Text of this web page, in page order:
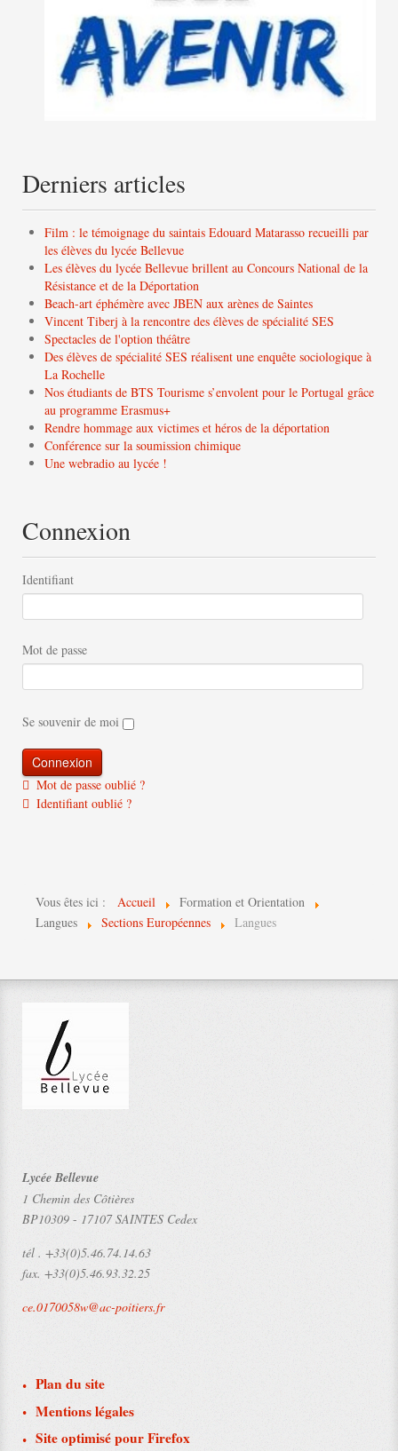
Derniers articles
Film : le témoignage du saintais Edouard Matarasso recueilli par
les élèves du lycée Bellevue
Les élèves du lycée Bellevue brillent au Concours National de la
Résistance et de la Déportation
Beach-art éphémère avec JBEN aux arènes de Saintes
Vincent Tiberj à la rencontre des élèves de spécialité SES
Spectacles de l'option théâtre
Des élèves de spécialité SES réalisent une enquête sociologique à
La Rochelle
Nos étudiants de BTS Tourisme s’envolent pour le Portugal grâce
au programme Erasmus+
Rendre hommage aux victimes et héros de la déportation
Conférence sur la soumission chimique
Une webradio au lycée !
Connexion
Identifiant
Mot de passe
Se souvenir de moi
Mot de passe oublié ?
Identifiant oublié ?
Vous êtes ici : Accueil
Formation et Orientation
Langues
Sections Européennes Langues
Lycée Bellevue
1 Chemin des Côtières
BP10309 - 17107 SAINTES Cedex
tél . +33(0)5.46.74.14.63
fax. +33(0)5.46.93.32.25
ce.0170058w@ac-poitiers.fr
Plan du site
Mentions légales
Site optimisé pour Firefox